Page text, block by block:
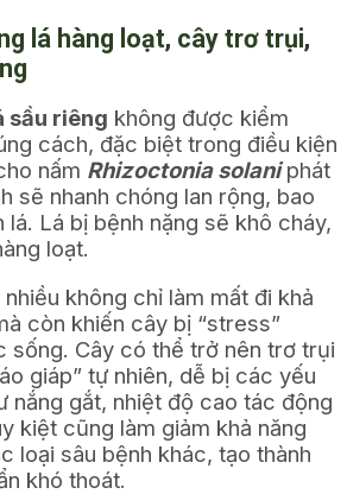
lá hàng loạt, cây trơ trụi,
sầu riêng không được kiểm
cách, đặc biệt trong điều kiện
nấm Rhizoctonia solaniphát
sẽ nhanh chóng lan rộng, bao
lá. Lá bị bệnh nặng sẽ khô cháy,
loạt.
không chỉ làm mất đi khả
còn khiến cây bị “stress”
sống. Cây có thể trở nên trơ trụi
giáp” tự nhiên, dễ bị các yếu
nắng gắt, nhiệt độ cao tác động
kiệt cũng làm giảm khả năng
loại sâu bệnh khác, tạo thành
khó thoát.